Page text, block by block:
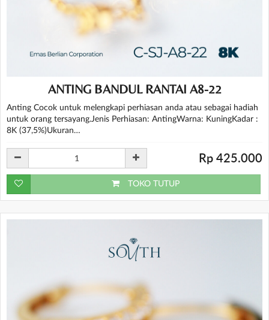
ANTING BANDUL RANTAI A8-22
Anting Cocok untuk melengkapi perhiasan anda atau sebagai hadiah
untuk orang tersayang.Jenis Perhiasan: AntingWarna: KuningKadar :
8K (37,5%)Ukuran…
Rp 425.000
TOKO TUTUP